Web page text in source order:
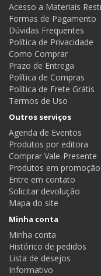
Acesso a Materiais
Formas de Pagamento
Dúvidas Frequentes
Política de Privacidade
Como Comprar
Prazo de Entrega
Política de Compras
Política de Frete Grátis
Termos de Uso
Outros serviços
Agenda de Eventos
Produtos por editora
Comprar Vale-Presente
Produtos em promoção
Entre em contato
Solicitar devolução
Mapa do site
Minha conta
Minha conta
Histórico de pedidos
Lista de desejos
Informativo